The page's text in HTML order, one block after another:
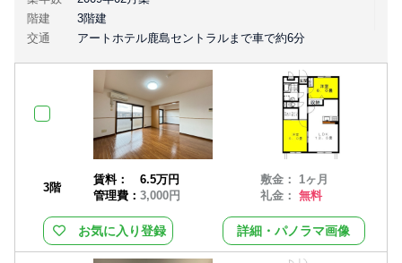
階建
3階建
交通
アートホテル鹿島セントラルまで車で約6分
3階
賃料：
6.5万円
管理費： 3,000円
敷金： 1ヶ月
礼金：無料
お気に入り登録 詳細・パノラマ画像